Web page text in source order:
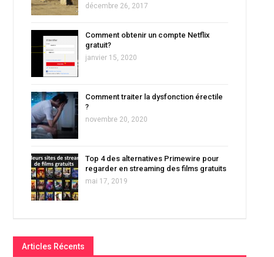
décembre 26, 2017
Comment obtenir un compte Netflix
gratuit?
janvier 15, 2020
Comment traiter la dysfonction érectile
?
novembre 20, 2020
Top 4 des alternatives Primewire pour
regarder en streaming des films gratuits
mai 17, 2019
Articles Récents